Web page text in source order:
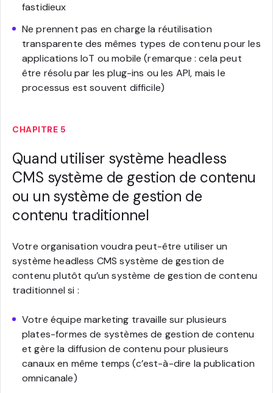
fastidieux
Ne prennent pas en charge la réutilisation
transparente des mêmes types de contenu pour les
applications IoT ou mobile (remarque : cela peut
être résolu par les plug-ins ou les API, mais le
processus est souvent difficile)
CHAPITRE 5
Quand utiliser système headless
CMS système de gestion de contenu
ou un système de gestion de
contenu traditionnel
Votre organisation voudra peut-être utiliser un
système headless CMS système de gestion de
contenu plutôt qu’un système de gestion de contenu
traditionnel si :
Votre équipe marketing travaille sur plusieurs
plates-formes de systèmes de gestion de contenu
et gère la diffusion de contenu pour plusieurs
canaux en même temps (c’est-à-dire la publication
omnicanale)